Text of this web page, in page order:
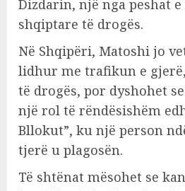
Dizdarin, një nga peshat
shqiptare të drogës.
Në Shqipëri, Matoshi jo
lidhur me trafikun e
të drogës, por dyshohet
një rol të rëndësishëm
Bllokut”, ku një person
tjerë u plagosën.
Të shtënat mësohet se